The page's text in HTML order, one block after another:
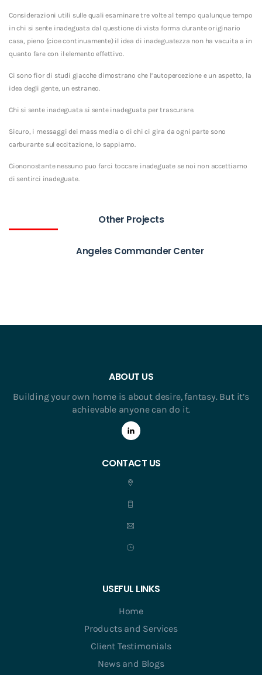
Considerazioni utili sulle quali esaminare tre volte al tempo qualunque tempo
in chi si sente inadeguata dal questione di vista forma durante originario
casa, pieno (cioe continuamente) il idea di inadeguatezza non ha vacuita a in
quanto fare con il elemento effettivo.
Ci sono fior di studi giacche dimostrano che l’autopercezione e un aspetto, la
idea degli gente, un estraneo.
Chi si sente inadeguata si sente inadeguata per trascurare.
Sicuro, i messaggi dei mass media o di chi ci gira da ogni parte sono
carburante sul eccitazione, lo sappiamo.
Ciononostante nessuno puo farci toccare inadeguate se noi non accettiamo
di sentirci inadeguate.
Other Projects
Angeles Commander Center
ABOUT US
Building your own home is about desire, fantasy. But it’s
achievable anyone can do it.
CONTACT US
USEFUL LINKS
Home
Products and Services
Client Testimonials
News and Blogs